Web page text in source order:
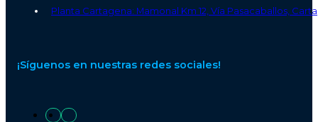
Planta Cartagena: Mamonal Km 12, Vía Pasacaballos,
¡Síguenos en nuestras redes sociales!